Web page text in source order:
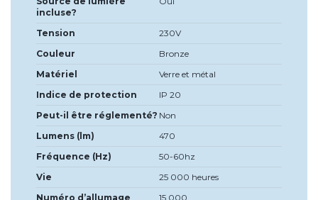
incluse?
Tension
230V
Couleur
Bronze
Matériel
Verre et métal
Indice de protection
IP 20
Peut-il être réglementé? Non
Lumens (lm)
470
Fréquence (Hz)
50-60hz
Vie
25 000 heures
Numéro d’allumage
15 000